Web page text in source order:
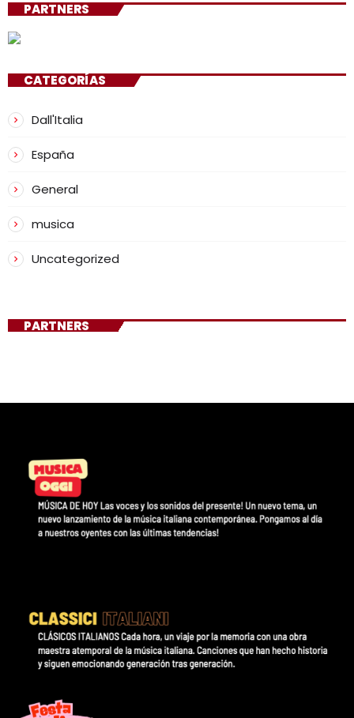
PARTNERS
CATEGORÍAS
Dall'Italia
España
General
musica
Uncategorized
PARTNERS